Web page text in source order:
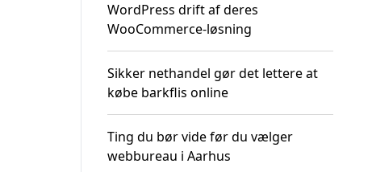
WordPress drift af deres
WooCommerce-løsning
Sikker nethandel gør det lettere at
købe barkflis online
Ting du bør vide før du vælger
webbureau i Aarhus